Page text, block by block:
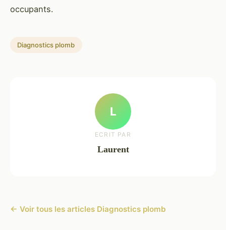
occupants.
Diagnostics plomb
L
ECRIT PAR
Laurent
← Voir tous les articles Diagnostics plomb